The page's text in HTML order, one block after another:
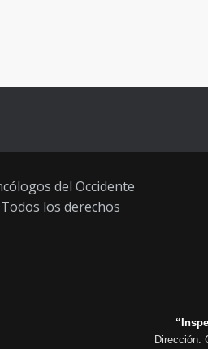
del Occidente
Todos los derechos
Dirección: